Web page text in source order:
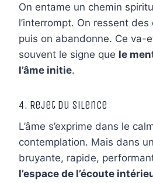
On entame un chemin
l’interrompt. On ressent
puis on abandonne. Ce va-
souvent le signe que le
l’âme initie.
4. Rejet du silence
L’âme s’exprime dans le
contemplation. Mais dans
bruyante, rapide,
l’espace de l’écoute